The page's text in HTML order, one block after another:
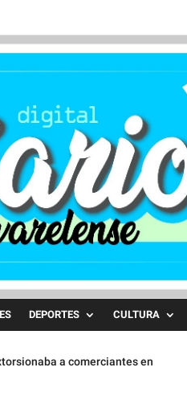
DEPORTES CULTURA
a comerciantes en